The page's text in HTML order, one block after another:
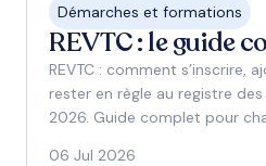
Démarches et formations
REVTC : le guide
REVTC : comment s’inscrire,
rester en règle au registre
2026. Guide complet pour
06 Jul 2026